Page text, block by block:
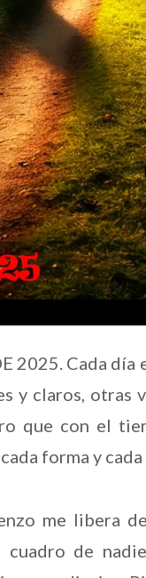
2025. Cada
y claros, otras
que con el
forma y
me libera
cuadro de